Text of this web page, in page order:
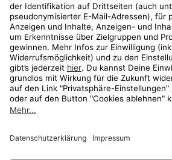
Travel